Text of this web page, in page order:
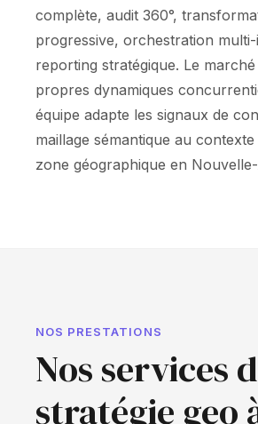
complète, audit 360°,
progressive, orchestration multi-
reporting stratégique. Le
propres dynamiques
équipe adapte les signaux de
maillage sémantique au
zone géographique en
NOS PRESTATIONS
Nos services
stratégie geo